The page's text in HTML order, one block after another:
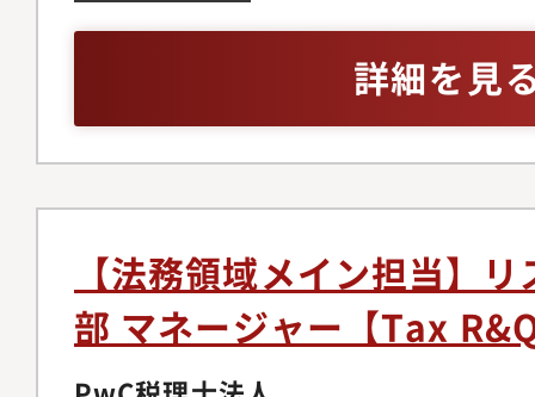
業部・引き続き向け
発・事故未然防止に
浸透活動外部情報の
ク管理に関するカン
ミナーへの参加・グ
合事例の情報収集・
活用）・リスク管理
セスの効率化・AI／
データ分析・業務改
セス、人的側面があ
合的に組み合わせた
れまでの取り組みで
メントを完了してお
実践的な取り組みを
ため、特定されたリ
案する人財能力を高
す。【仕事内容】品
針・運用基準の策定
マネジメントシステ
詳細を見
【法務領域メイン担当】
部 マネージャー【Tax